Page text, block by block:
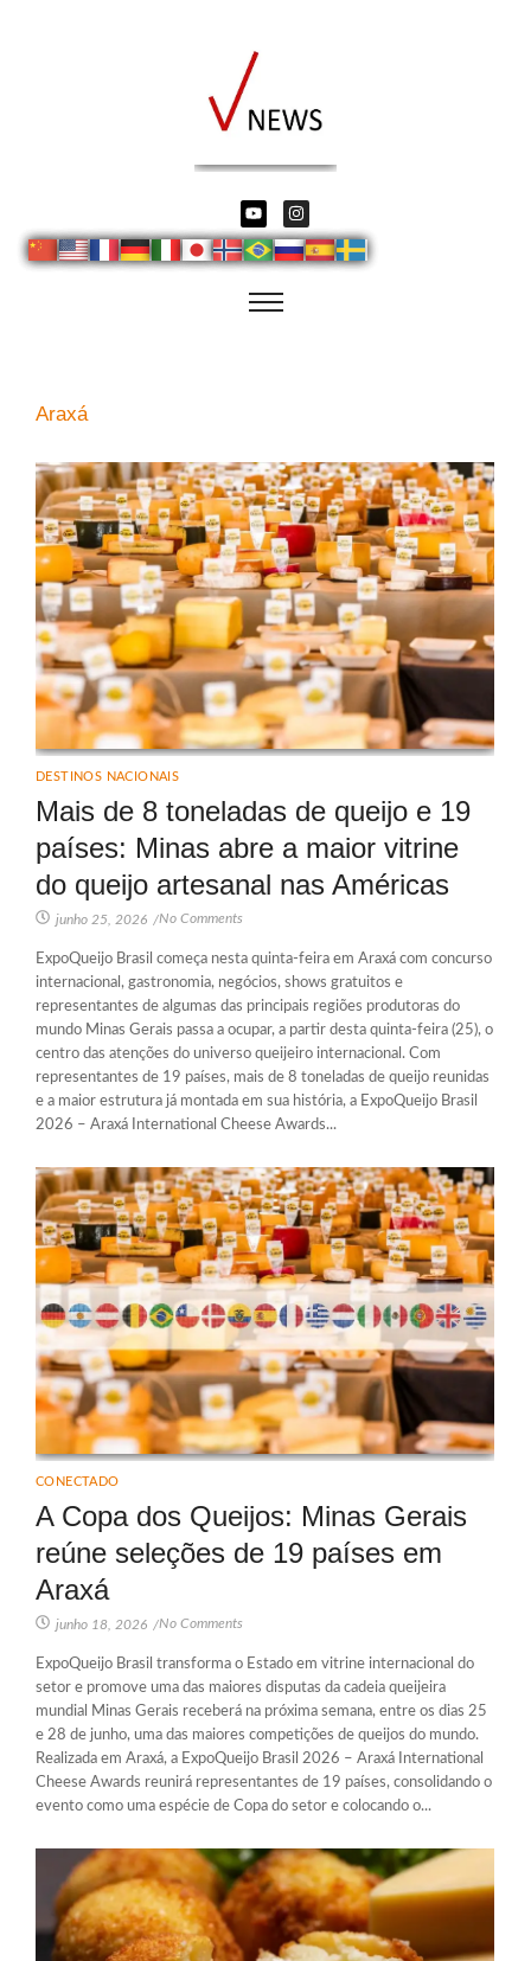
Araxá
DESTINOS NACIONAIS
Mais de 8 toneladas de queijo e 19
países: Minas abre a maior vitrine
do queijo artesanal nas Américas
junho 25, 2026 /No Comments
ExpoQueijo Brasil começa nesta quinta-feira em Araxá com concurso
internacional, gastronomia, negócios, shows gratuitos e
representantes de algumas das principais regiões produtoras do
mundo Minas Gerais passa a ocupar, a partir desta quinta-feira (25), o
centro das atenções do universo queijeiro internacional. Com
representantes de 19 países, mais de 8 toneladas de queijo reunidas
e a maior estrutura já montada em sua história, a ExpoQueijo Brasil
2026 – Araxá International Cheese Awards...
CONECTADO
A Copa dos Queijos: Minas Gerais
reúne seleções de 19 países em
Araxá
junho 18, 2026 /No Comments
ExpoQueijo Brasil transforma o Estado em vitrine internacional do
setor e promove uma das maiores disputas da cadeia queijeira
mundial Minas Gerais receberá na próxima semana, entre os dias 25
e 28 de junho, uma das maiores competições de queijos do mundo.
Realizada em Araxá, a ExpoQueijo Brasil 2026 – Araxá International
Cheese Awards reunirá representantes de 19 países, consolidando o
evento como uma espécie de Copa do setor e colocando o...